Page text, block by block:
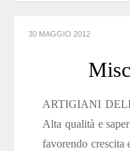
30 MAGGIO 2012
ARTIGIANI
Alta qualità e
favorendo crescita